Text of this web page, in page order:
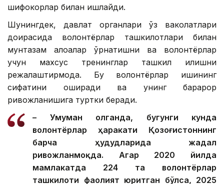
шифокорлар билан ишлайди.
Шунингдек, давлат органлари ўз ваколатлари
доирасида волонтёрлар ташкилотлари билан
мунтазам алоқалар ўрнатишни ва волонтёрлар
учун махсус тренинглар ташкил қилишни
режалаштирмоқда. Бу волонтёрлар ишининг
сифатини оширади ва унинг барқарор
ривожланишига туртки беради.
– Умуман олганда, бугунги кунда
волонтёрлар ҳаракати Қозоғистоннинг
барча ҳудудларида жадал
ривожланмоқда. Агар 2020 йилда
мамлакатда 224 та волонтёрлар
ташкилоти фаолият юритган бўлса, 2025